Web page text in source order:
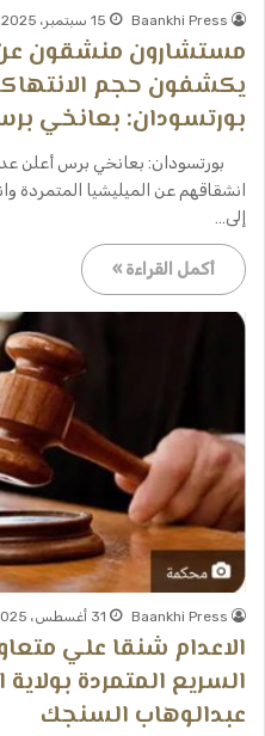
Baankhi Press 15 سبتمبر، 2025
مستشارون منشقون عن
يكشفون حجم
بورتسودان: بعانخي
بورتسودان: بعانخي برس أعلن
انشقاقهم عن الميليشيا المتمردة
إلى…
أكمل القراءة »
Baankhi Press 31 أغسطس، 2025
الاعدام شنقا علي
السريع المتمردة بولاية
عبدالوهاب السنجك